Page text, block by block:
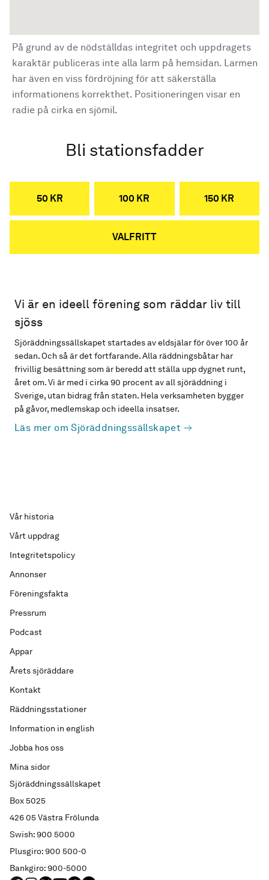
På grund av de nödställdas integritet och uppdragets
karaktär publiceras inte alla larm på hemsidan. Larmen
har även en viss fördröjning för att säkerställa
informationens korrekthet. Positioneringen visar en
radie på cirka en sjömil.
Bli stationsfadder
50 KR 100 KR 150 KR
VALFRITT
Vi är en ideell förening som räddar liv till
sjöss
Sjöräddningssällskapet startades av eldsjälar för över 100 år
sedan. Och så är det fortfarande. Alla räddningsbåtar har
frivillig besättning som är beredd att ställa upp dygnet runt,
året om. Vi är med i cirka 90 procent av all sjöräddning i
Sverige, utan bidrag från staten. Hela verksamheten bygger
på gåvor, medlemskap och ideella insatser.
Läs mer om Sjöräddningssällskapet
Sjöräddningssällskapet
Box 5025
426 05 Västra Frölunda
Swish: 900 5000
Plusgiro: 900 500-0
Bankgiro: 900-5000
Vår historia
Vårt uppdrag
Integritetspolicy
Annonser
Föreningsfakta
Pressrum
Podcast
Appar
Årets sjöräddare
Kontakt
Räddningsstationer
Information in english
Jobba hos oss
Mina sidor